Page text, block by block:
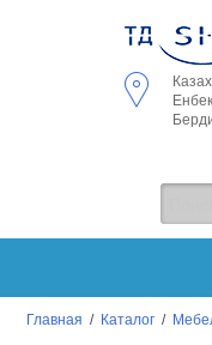
Главная / Каталог /